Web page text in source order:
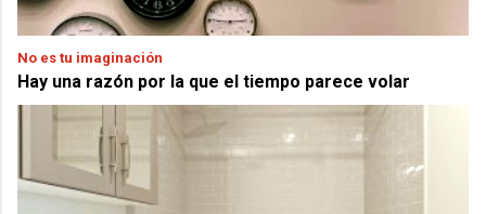
No es tu imaginación
Hay una razón por la que el tiempo parece volar